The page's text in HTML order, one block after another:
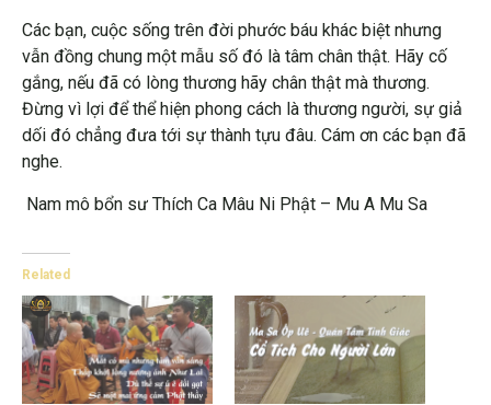
Các bạn, cuộc sống trên đời phước báu khác biệt nhưng
vẫn đồng chung một mẫu số đó là tâm chân thật. Hãy cố
gắng, nếu đã có lòng thương hãy chân thật mà thương.
Đừng vì lợi để thể hiện phong cách là thương người, sự giả
dối đó chẳng đưa tới sự thành tựu đâu. Cám ơn các bạn đã
nghe.
Nam mô bổn sư Thích Ca Mâu Ni Phật – Mu A Mu Sa
Related